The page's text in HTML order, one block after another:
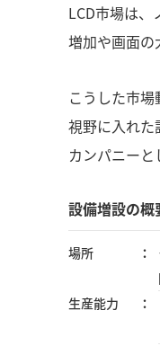
LCD市場は
増加や画面の
こうした市
視野に入れた
カンパニー
設備増設の概
場所
生産能力